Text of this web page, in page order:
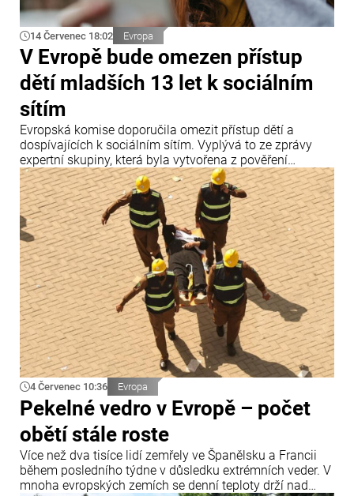
14 Červenec 18:02 Evropa
V Evropě bude omezen přístup
dětí mladších 13 let k sociálním
sítím
Evropská komise doporučila omezit přístup dětí a
dospívajících k sociálním sítím. Vyplývá to ze zprávy
expertní skupiny, která byla vytvořena z pověření
předsedkyně Evropské komise Ursuly von der Leyenové.
4 Červenec 10:36 Evropa
Pekelné vedro v Evropě – počet
obětí stále roste
Více než dva tisíce lidí zemřely ve Španělsku a Francii
během posledního týdne v důsledku extrémních veder. V
mnoha evropských zemích se denní teploty drží nad